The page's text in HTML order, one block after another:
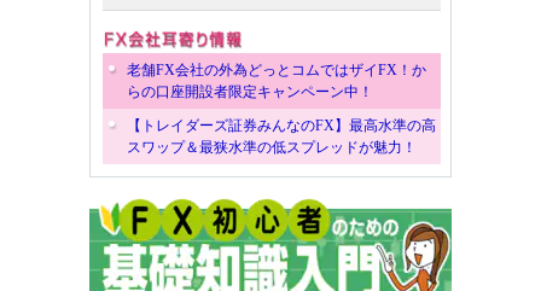
老舗FX会社の外為どっとコムではザイFX！か
らの口座開設者限定キャンペーン中！
【トレイダーズ証券みんなのFX】最高水準の高
スワップ＆最狭水準の低スプレッドが魅力！